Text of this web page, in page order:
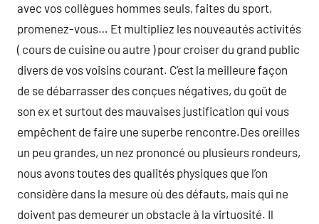
avec vos collègues hommes seuls, faites du sport,
promenez-vous… Et multipliez les nouveautés activités
( cours de cuisine ou autre ) pour croiser du grand public
divers de vos voisins courant. C’est la meilleure façon
de se débarrasser des conçues négatives, du goût de
son ex et surtout des mauvaises justification qui vous
empêchent de faire une superbe rencontre.Des oreilles
un peu grandes, un nez prononcé ou plusieurs rondeurs,
nous avons toutes des qualités physiques que l’on
considère dans la mesure où des défauts, mais qui ne
doivent pas demeurer un obstacle à la virtuosité. Il